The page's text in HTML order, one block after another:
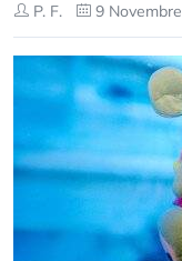
P. F. 9